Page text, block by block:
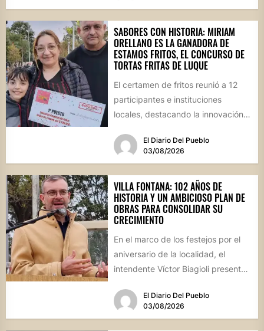
SABORES CON HISTORIA: MIRIAM
ORELLANO ES LA GANADORA DE
ESTAMOS FRITOS, EL CONCURSO DE
TORTAS FRITAS DE LUQUE
El certamen de fritos reunió a 12
participantes e instituciones
locales, destacando la innovación
El Diario Del Pueblo
03/08/2026
VILLA FONTANA: 102 AÑOS DE
HISTORIA Y UN AMBICIOSO PLAN DE
OBRAS PARA CONSOLIDAR SU
CRECIMIENTO
En el marco de los festejos por el
aniversario de la localidad, el
intendente Víctor Biagioli presentó
El Diario Del Pueblo
03/08/2026